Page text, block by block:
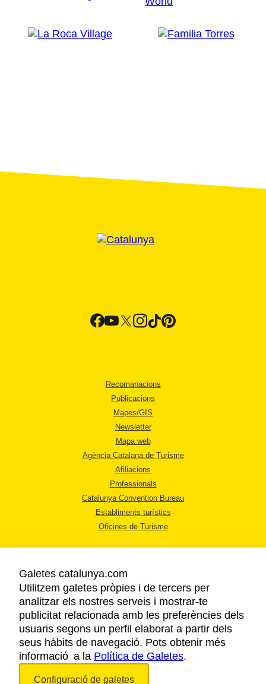
Recomanacions
Publicacions
Mapes/GIS
Newsletter
Mapa web
Agència Catalana de Turisme
Afiliacions
Professionals
Catalunya Convention Bureau
Establiments turístics
Oficines de Turisme
AVÍS LEGAL
POLÍTICA DE PRIVACITAT
COOKIES
ACCESSIBILITAT
Galetes catalunya.com
Utilitzem galetes pròpies i de tercers per
analitzar els nostres serveis i mostrar-te
publicitat relacionada amb les preferències dels
usuaris segons un perfil elaborat a partir dels
seus hàbits de navegació. Pots obtenir més
informació a la Política de Galetes.
Configuració de galetes